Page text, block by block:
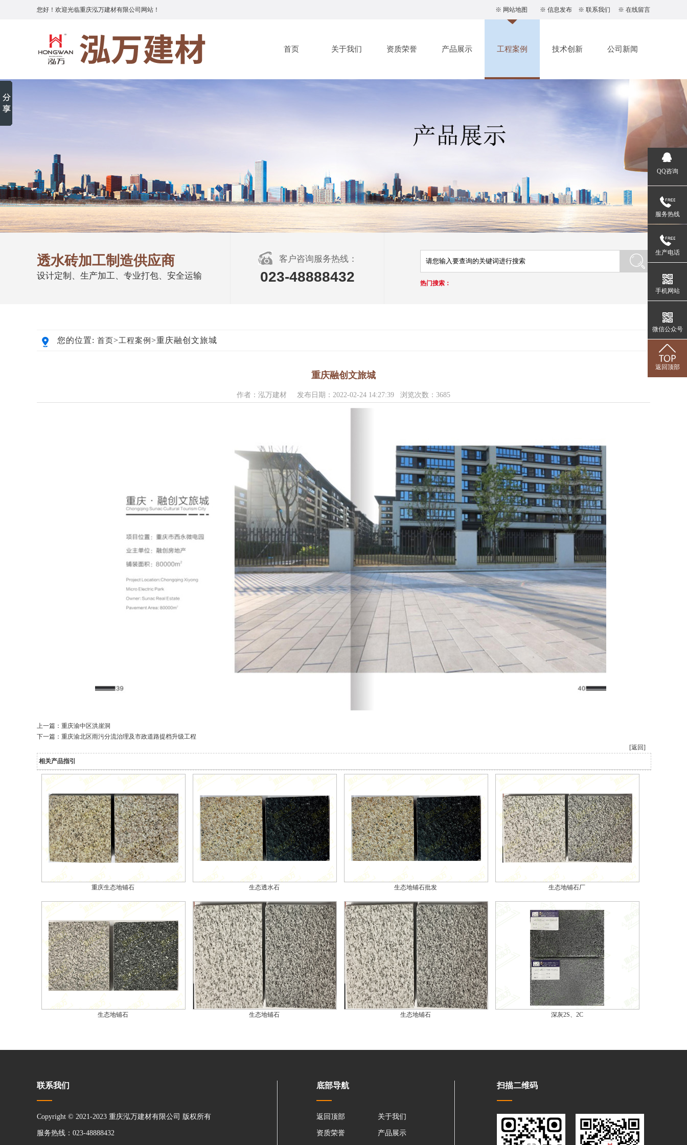
您好！欢迎光临重庆泓万建材有限公司网站！ ※ 网站地图 ※ 信息发布 ※ 联系我们 ※ 在线留言
首页 关于我们 资质荣誉 产品展示 工程案例 技术创新 公司新闻
透水砖加工制造供应商
设计定制、生产加工、专业打包、安全运输
客户咨询服务热线：
023-48888432 热门搜索：
您的位置: 首页>工程案例 >重庆融创文旅城
重庆融创文旅城
作者：泓万建材 发布日期：2022-02-24 14:27:39 浏览次数：3685
上一篇： 重庆渝中区洪崖洞
下一篇： 重庆渝北区雨污分流治理及市政道路提档升级工程
[返回]
相关产品指引
重庆生态地铺石 生态透水石 生态地铺石批发 生态地铺石厂
生态地铺石 生态地铺石 生态地铺石 深灰2S、2C
联系我们
Copyright © 2021-2023 重庆泓万建材有限公司 版权所有
服务热线：023-48888432
底部导航
返回顶部 关于我们
资质荣誉 产品展示
扫描二维码
QQ咨询
服务热线
生产电话
手机网站
微信公众号
返回顶部